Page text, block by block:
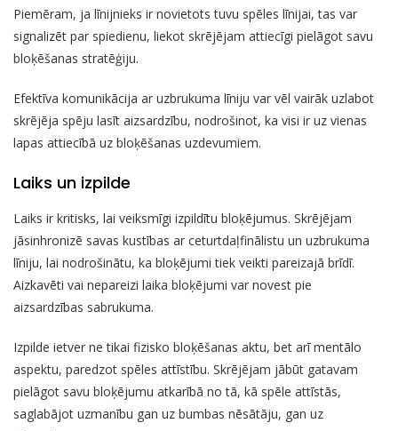
Piemēram, ja līnijnieks ir novietots tuvu spēles līnijai, tas var
signalizēt par spiedienu, liekot skrējējam attiecīgi pielāgot savu
bloķēšanas stratēģiju.
Efektīva komunikācija ar uzbrukuma līniju var vēl vairāk uzlabot
skrējēja spēju lasīt aizsardzību, nodrošinot, ka visi ir uz vienas
lapas attiecībā uz bloķēšanas uzdevumiem.
Laiks un izpilde
Laiks ir kritisks, lai veiksmīgi izpildītu bloķējumus. Skrējējam
jāsinhronizē savas kustības ar ceturtdaļfinālistu un uzbrukuma
līniju, lai nodrošinātu, ka bloķējumi tiek veikti pareizajā brīdī.
Aizkavēti vai nepareizi laika bloķējumi var novest pie
aizsardzības sabrukuma.
Izpilde ietver ne tikai fizisko bloķēšanas aktu, bet arī mentālo
aspektu, paredzot spēles attīstību. Skrējējam jābūt gatavam
pielāgot savu bloķējumu atkarībā no tā, kā spēle attīstās,
saglabājot uzmanību gan uz bumbas nēsātāju, gan uz